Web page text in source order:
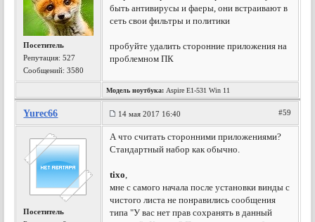
Посетитель
Репутация:527
Сообщений: 3580
быть антивирусы и фаеры, они встраивают в
сеть свои фильтры и политики
пробуйте удалить сторонние приложения на
проблемном ПК
Модель ноутбука: Aspire E1-531 Win 11
Yurec66 14 мая 2017 16:40 #59
Посетитель
А что считать сторонними приложениями?
Стандартный набор как обычно.
tixo,
мне с самого начала после установки винды с
чистого листа не понравились сообщения
типа "У вас нет прав сохранять в данный